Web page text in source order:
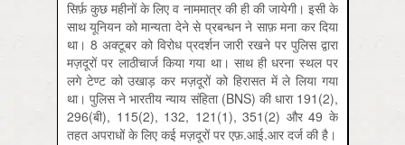
सिर्फ़ कुछ महीनों के लिए व नाममात्र की ही की जायेगी। इसी के
साथ यूनियन को मान्यता देने से प्रबन्धन ने साफ़ मना कर दिया
था। 8 अक्टूबर को विरोध प्रदर्शन जारी रखने पर पुलिस द्वारा
मज़दूरों पर लाठीचार्ज किया गया था। साथ ही धरना स्थल पर
लगे टेण्ट को उखाड़ कर मज़दूरों को हिरासत में ले लिया गया
था। पुलिस ने भारतीय न्याय संहिता (BNS) की धारा 191(2),
296(बी), 115(2), 132, 121(1), 351(2) और 49 के
तहत अपराधों के लिए कई मज़दूरों पर एफ़.आई.आर दर्ज की है।